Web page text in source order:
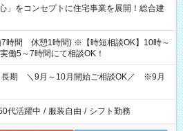
」をコンセプトに住宅事業を展開！総合建
7時間 休憩1時間) ※【時短相談OK】10時～
働5～7時間にて相談OK！
長期 ＼9月～10月開始ご相談OK／ ※9月
代活躍中 / 服装自由 / シフト勤務